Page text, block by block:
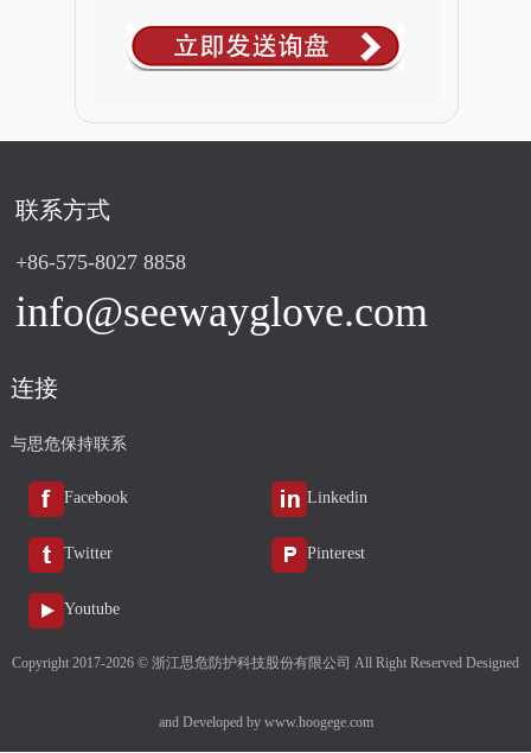
联系方式
+86-575-8027 8858
info@seewayglove.com
连接
与思危保持联系
Facebook Linkedin
Twitter Pinterest
Youtube
Copyright 2017-2026 © 浙江思危防护科技股份有限公司 All Right Reserved Designed
and Developed by www.hoogege.com